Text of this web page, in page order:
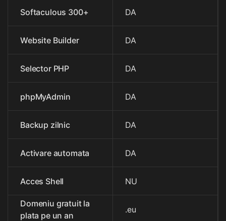
Softaculous 300+
Website Builder
Selector PHP
phpMyAdmin
Backup zilnic
Activare automata
Acces Shell
Domeniu gratuit la
plata pe un an
DA
DA
DA
DA
DA
DA
NU
.eu